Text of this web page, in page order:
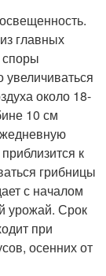
главных
споры
около 18-
10 см
к
грибницы
с началом
урожай. Срок
при
осенних от